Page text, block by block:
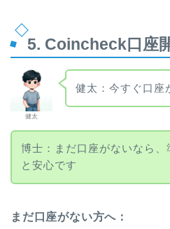
5. Coincheck口座
健太
健太：今すぐ口座
博士：まだ口座がないなら、
と安心です
まだ口座がない方へ：